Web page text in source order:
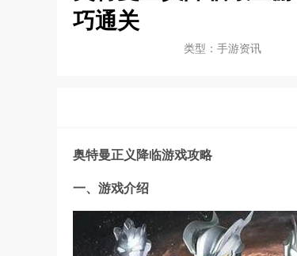
巧通关
类型：手游资讯
奥特曼正义降临游戏攻略
一、游戏介绍